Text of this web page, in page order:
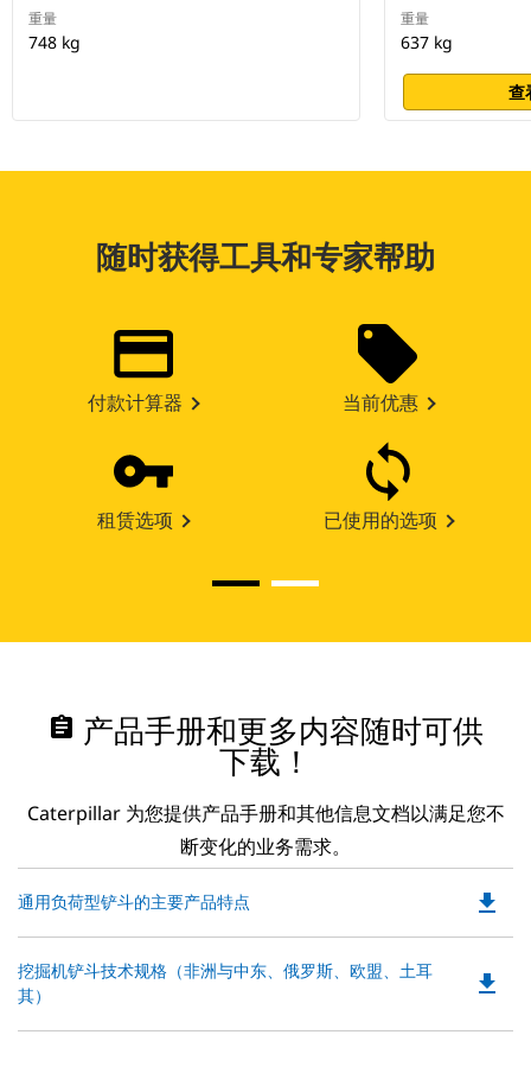
重量
748 kg
重量
637 kg
查
随时获得工具和专家帮助
付款计算器 当前优惠
租赁选项 已使用的选项
assignment 产品手册和更多内容随时可供
下载！
Caterpillar 为您提供产品手册和其他信息文档以满足您不
断变化的业务需求。
通用负荷型铲斗的主要产品特点 file_download
挖掘机铲斗技术规格（非洲与中东、俄罗斯、欧盟、土耳
其）
file_download